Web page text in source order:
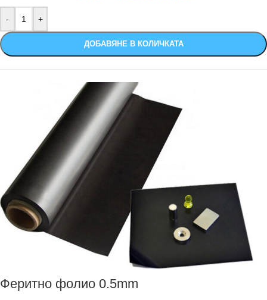
ДОБАВЯНЕ В КОЛИЧКАТА
Феритно фолио 0.5mm